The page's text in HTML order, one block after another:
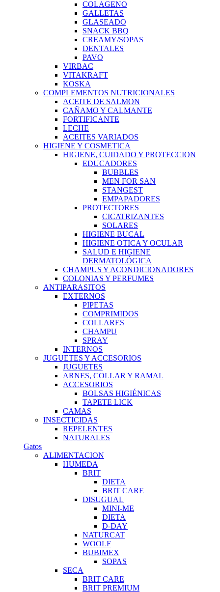
COLAGENO
GALLETAS
GLASEADO
SNACK BBQ
CREAMY/SOPAS
DENTALES
PAVO
VIRBAC
VITAKRAFT
KOSKA
COMPLEMENTOS NUTRICIONALES
ACEITE DE SALMON
CAÑAMO Y CALMANTE
FORTIFICANTE
LECHE
ACEITES VARIADOS
HIGIENE Y COSMETICA
HIGIENE, CUIDADO Y PROTECCION
EDUCADORES
BUBBLES
MEN FOR SAN
STANGEST
EMPAPADORES
PROTECTORES
CICATRIZANTES
SOLARES
HIGIENE BUCAL
HIGIENE OTICA Y OCULAR
SALUD E HIGIENE
DERMATOLÓGICA
CHAMPUS Y ACONDICIONADORES
COLONIAS Y PERFUMES
ANTIPARASITOS
EXTERNOS
PIPETAS
COMPRIMIDOS
COLLARES
CHAMPU
SPRAY
INTERNOS
JUGUETES Y ACCESORIOS
JUGUETES
ARNES, COLLAR Y RAMAL
ACCESORIOS
BOLSAS HIGIÉNICAS
TAPETE LICK
CAMAS
INSECTICIDAS
REPELENTES
NATURALES
Gatos
ALIMENTACION
HUMEDA
BRIT
DIETA
BRIT CARE
DISUGUAL
MINI-ME
DIETA
D-DAY
NATURCAT
WOOLF
BUBIMEX
SOPAS
SECA
BRIT CARE
BRIT PREMIUM